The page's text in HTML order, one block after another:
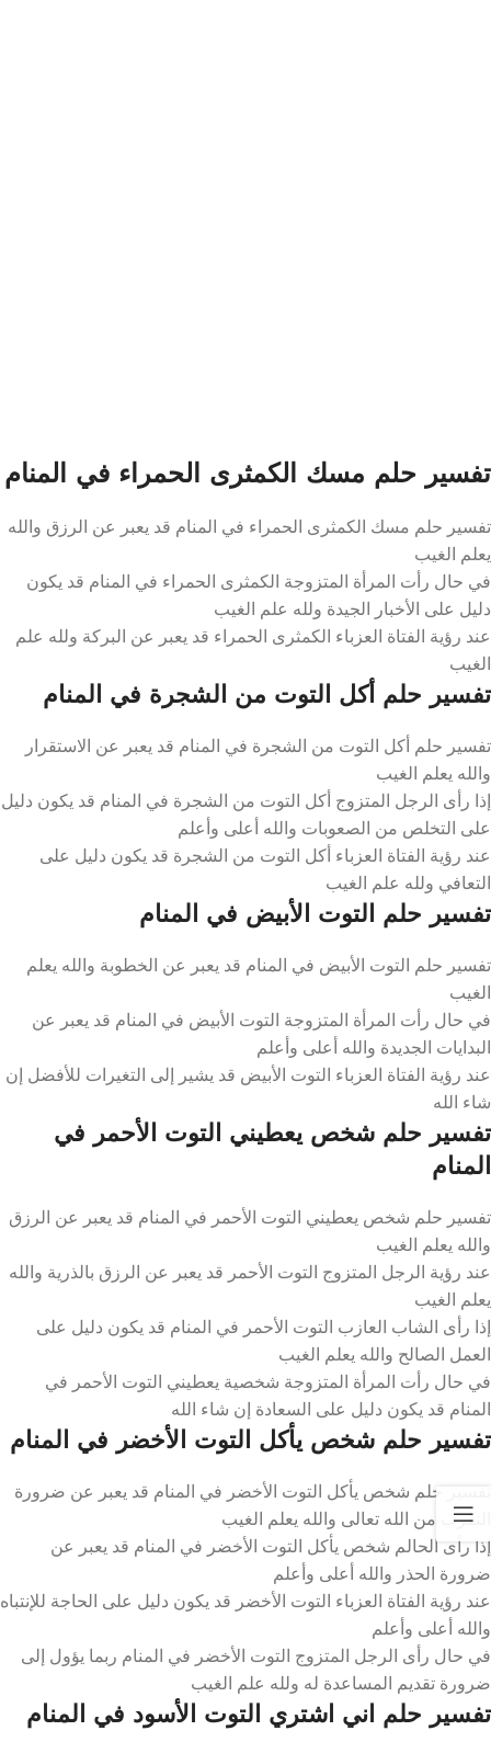
تفسير حلم مسك الكمثرى الحمراء في المنام
تفسير حلم مسك الكمثرى الحمراء في المنام قد يعبر عن الرزق والله
يعلم الغيب
في حال رأت المرأة المتزوجة الكمثرى الحمراء في المنام قد يكون
دليل على الأخبار الجيدة ولله علم الغيب
عند رؤية الفتاة العزباء الكمثرى الحمراء قد يعبر عن البركة ولله علم
الغيب
تفسير حلم أكل التوت من الشجرة في المنام
تفسير حلم أكل التوت من الشجرة في المنام قد يعبر عن الاستقرار
والله يعلم الغيب
إذا رأى الرجل المتزوج أكل التوت من الشجرة في المنام قد يكون دليل
على التخلص من الصعوبات والله أعلى وأعلم
عند رؤية الفتاة العزباء أكل التوت من الشجرة قد يكون دليل على
التعافي ولله علم الغيب
تفسير حلم التوت الأبيض في المنام
تفسير حلم التوت الأبيض في المنام قد يعبر عن الخطوبة والله يعلم
الغيب
في حال رأت المرأة المتزوجة التوت الأبيض في المنام قد يعبر عن
البدايات الجديدة والله أعلى وأعلم
عند رؤية الفتاة العزباء التوت الأبيض قد يشير إلى التغيرات للأفضل إن
شاء الله
تفسير حلم شخص يعطيني التوت الأحمر في
المنام
تفسير حلم شخص يعطيني التوت الأحمر في المنام قد يعبر عن الرزق
والله يعلم الغيب
عند رؤية الرجل المتزوج التوت الأحمر قد يعبر عن الرزق بالذرية والله
يعلم الغيب
إذا رأى الشاب العازب التوت الأحمر في المنام قد يكون دليل على
العمل الصالح والله يعلم الغيب
في حال رأت المرأة المتزوجة شخصية يعطيني التوت الأحمر في
المنام قد يكون دليل على السعادة إن شاء الله
تفسير حلم شخص يأكل التوت الأخضر في المنام
تفسير حلم شخص يأكل التوت الأخضر في المنام قد يعبر عن ضرورة
التقرب من الله تعالى والله يعلم الغيب
إذا رأى الحالم شخص يأكل التوت الأخضر في المنام قد يعبر عن
ضرورة الحذر والله أعلى وأعلم
عند رؤية الفتاة العزباء التوت الأخضر قد يكون دليل على الحاجة للإنتباه
والله أعلى وأعلم
في حال رأى الرجل المتزوج التوت الأخضر في المنام ربما يؤول إلى
ضرورة تقديم المساعدة له ولله علم الغيب
تفسير حلم اني اشتري التوت الأسود في المنام